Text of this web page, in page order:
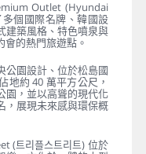
Outlet (Hyundai
個國際名牌、韓國設
建築風格、特色噴泉與
的熱門旅遊點。
公園設計、位於松島國
地約 40 萬平方公尺，
園，並以高聳的現代化
，展現未來感與環保概
(트리플스트리트) 位於